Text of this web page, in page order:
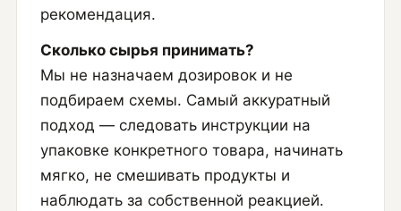
рекомендация.
Сколько сырья принимать?
Мы не назначаем дозировок и не
подбираем схемы. Самый аккуратный
подход — следовать инструкции на
упаковке конкретного товара, начинать
мягко, не смешивать продукты и
наблюдать за собственной реакцией.